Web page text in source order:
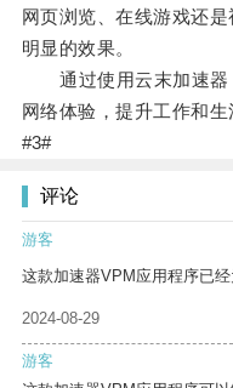
网页浏览、在线游戏还
明显的效果。
通过使用云末加速器
网络体验，提升工作和生
#3#
评论
游客
这款加速器VPM应用程序已
2024-08-29
游客